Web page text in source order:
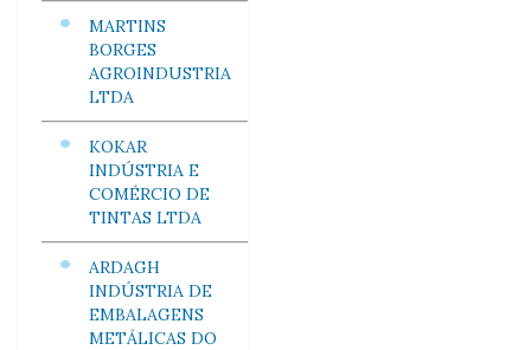
MARTINS
BORGES
AGROINDUSTRIA
LTDA
KOKAR
INDÚSTRIA E
COMÉRCIO DE
TINTAS LTDA
ARDAGH
INDÚSTRIA DE
EMBALAGENS
METÁLICAS DO